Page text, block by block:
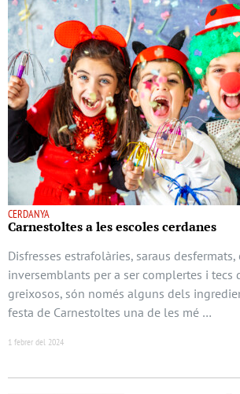
CERDANYA
Carnestoltes a les escoles cerdanes
Disfresses estrafolàries, saraus desfermats,
inversemblants per a ser complertes i tecs
greixosos, són només alguns dels
festa de Carnestoltes una de les mé …
1 febrer del 2024